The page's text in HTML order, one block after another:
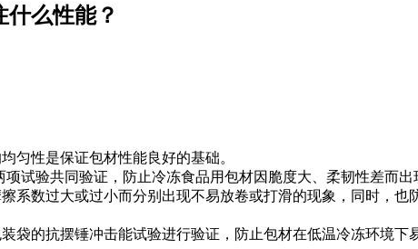
么性能？
性是保证包材性能良好的基础。
试验共同验证，防止冷冻食品用包材因脆度大、柔韧性差而出
数过大或过小而分别出现不易放卷或打滑的现象，同时，也
的抗摆锤冲击能试验进行验证，防止包材在低温冷冻环境下